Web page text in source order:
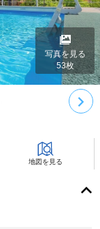
写真を見る
53枚
地図を見る